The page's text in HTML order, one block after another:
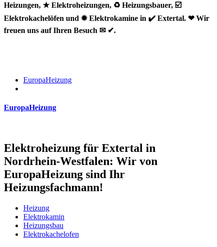
Heizungen, ★ Elektroheizungen, ♻ Heizungsbauer, ☑️
Elektrokachelöfen und ✹ Elektrokamine in ✔️ Extertal. ❤ Wir
freuen uns auf Ihren Besuch ✉ ✔.
EuropaHeizung
EuropaHeizung
Elektroheizung für Extertal in
Nordrhein-Westfalen: Wir von
EuropaHeizung sind Ihr
Heizungsfachmann!
Heizung
Elektrokamin
Heizungsbau
Elektrokachelofen